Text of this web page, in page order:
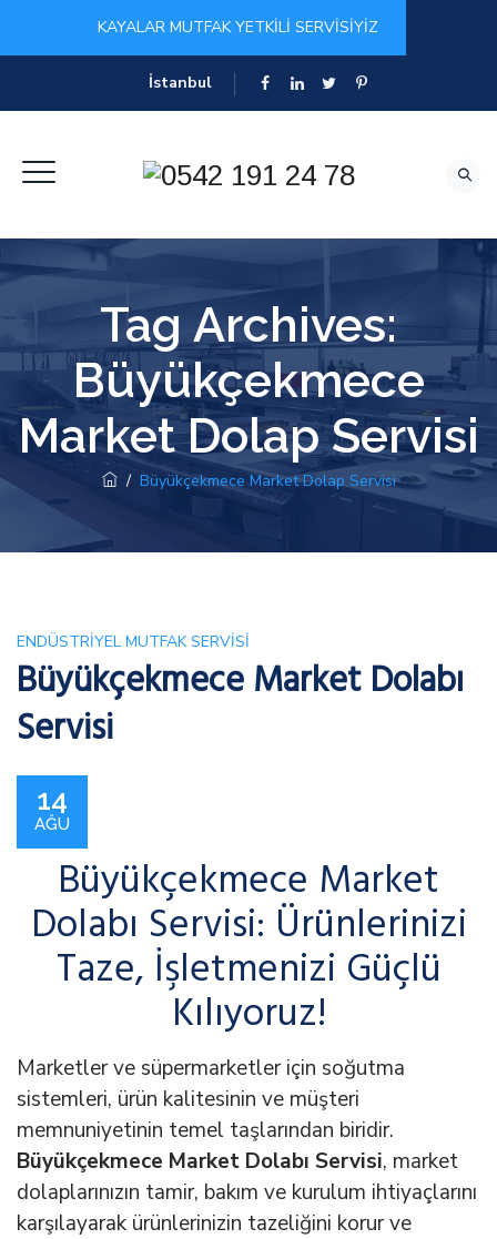
KAYALAR MUTFAK YETKİLİ SERVİSİYİZ
İstanbul
Tag Archives:
Büyükçekmece
Market Dolap Servisi
/ Büyükçekmece Market Dolap Servisi
ENDÜSTRIYEL MUTFAK SERVISI
Büyükçekmece Market Dolabı
Servisi
14
AĞU
Büyükçekmece Market
Dolabı Servisi: Ürünlerinizi
Taze, İşletmenizi Güçlü
Kılıyoruz!
Marketler ve süpermarketler için soğutma
sistemleri, ürün kalitesinin ve müşteri
memnuniyetinin temel taşlarından biridir.
Büyükçekmece Market Dolabı Servisi, market
dolaplarınızın tamir, bakım ve kurulum ihtiyaçlarını
karşılayarak ürünlerinizin tazeliğini korur ve